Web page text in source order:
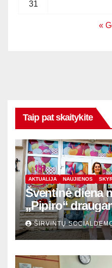
31
«
Taip pat skaitykite
AKTUALIJA NAUJIENOS
Šventinė diena
„Pipiro“
ŠIRVINTŲ